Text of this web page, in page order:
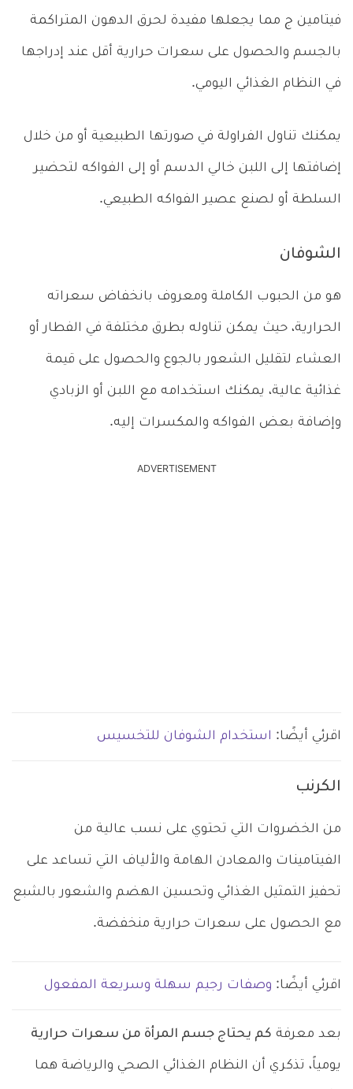
فيتامين ج مما يجعلها مفيدة لحرق الدهون المتراكمة
بالجسم والحصول على سعرات حرارية أقل عند إدراجها
في النظام الغذائي اليومي.
يمكنك تناول الفراولة في صورتها الطبيعية أو من خلال
إضافتها إلى اللبن خالي الدسم أو إلى الفواكه لتحضير
السلطة أو لصنع عصير الفواكه الطبيعي.
الشوفان
هو من الحبوب الكاملة ومعروف بانخفاض سعراته
الحرارية، حيث يمكن تناوله بطرق مختلفة في الفطار أو
العشاء لتقليل الشعور بالجوع والحصول على قيمة
غذائية عالية، يمكنك استخدامه مع اللبن أو الزبادي
وإضافة بعض الفواكه والمكسرات إليه.
ADVERTISEMENT
اقرئي أيضًا: استخدام الشوفان للتخسيس
الكرنب
من الخضروات التي تحتوي على نسب عالية من
الفيتامينات والمعادن الهامة والألياف التي تساعد على
تحفيز التمثيل الغذائي وتحسين الهضم والشعور بالشبع
مع الحصول على سعرات حرارية منخفضة.
اقرئي أيضًا: وصفات رجيم سهلة وسريعة المفعول
بعد معرفة كم يحتاج جسم المرأة من سعرات حرارية
يومياً، تذكري أن النظام الغذائي الصحي والرياضة هما